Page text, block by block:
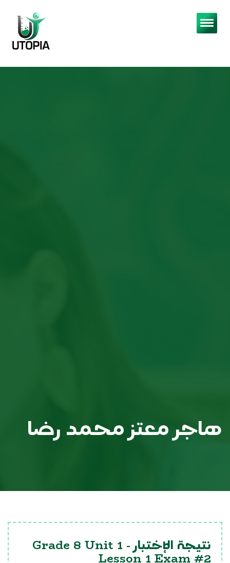
هاجر معتز محمد رضا
نتيجة الإختبار - Grade 8 Unit 1
Lesson 1 Exam #2